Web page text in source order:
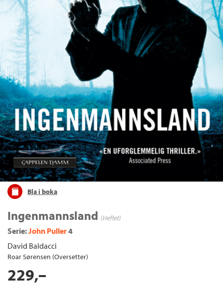
Bla i boka
Ingenmannsland (Heftet)
Serie:John Puller4
David Baldacci
Roar Sørensen (Oversetter)
229,–